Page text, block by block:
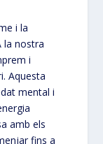
i la
la nostra
i
Aquesta
mental i
amb els
fins a